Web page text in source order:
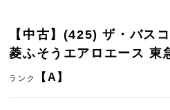
【中古】(425) ザ・バス
菱ふそうエアロエース 東
ランク 【A】